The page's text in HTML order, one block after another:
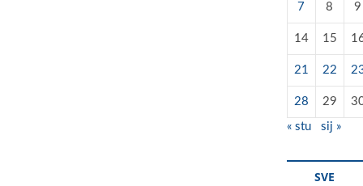
7 8 9
14 15
21 22
28 29
« stu sij »
SVE